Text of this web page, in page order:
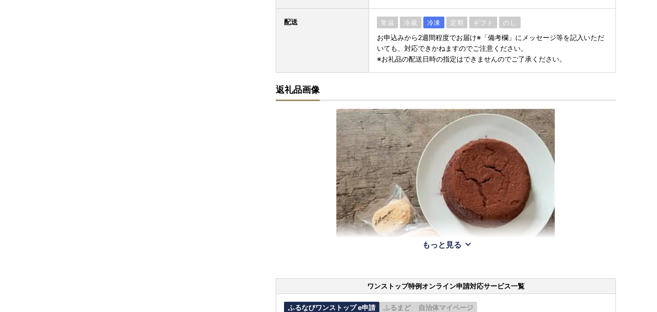
配送 常温 冷蔵 冷凍 定期 ギフト のし
お申込みから2週間程度でお届け※「備考欄」にメッセージ等を記入いただ
いても、対応できかねますのでご注意ください。
※お礼品の配送日時の指定はできませんのでご了承ください。
返礼品画像
もっと見る
ワンストップ特例オンライン申請対応サービス一覧
ふるなびワンストップ e申請 ふるまど 自治体マイページ